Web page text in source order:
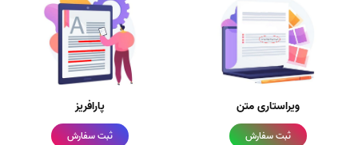
ویراستاری متن
ثبت سفارش
پارافریز
ثبت سفارش